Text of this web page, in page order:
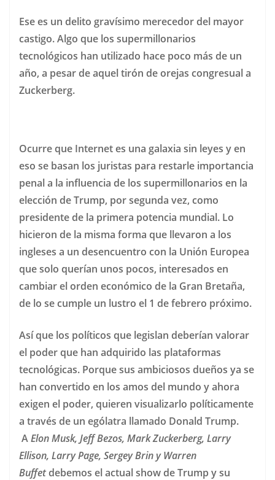
Ese es un delito gravísimo merecedor del mayor
castigo. Algo que los supermillonarios
tecnológicos han utilizado hace poco más de un
año, a pesar de aquel tirón de orejas congresual a
Zuckerberg.
Ocurre que Internet es una galaxia sin leyes y en
eso se basan los juristas para restarle importancia
penal a la influencia de los supermillonarios en la
elección de Trump, por segunda vez, como
presidente de la primera potencia mundial. Lo
hicieron de la misma forma que llevaron a los
ingleses a un desencuentro con la Unión Europea
que solo querían unos pocos, interesados en
cambiar el orden económico de la Gran Bretaña,
de lo se cumple un lustro el 1 de febrero próximo.
Así que los políticos que legislan deberían valorar
el poder que han adquirido las plataformas
tecnológicas. Porque sus ambiciosos dueños ya se
han convertido en los amos del mundo y ahora
exigen el poder, quieren visualizarlo políticamente
a través de un ególatra llamado Donald Trump.
AElon Musk, Jeff Bezos, Mark Zuckerberg, Larry
Ellison, Larry Page, Sergey Brin y Warren
Buffetdebemos el actual show de Trump y su